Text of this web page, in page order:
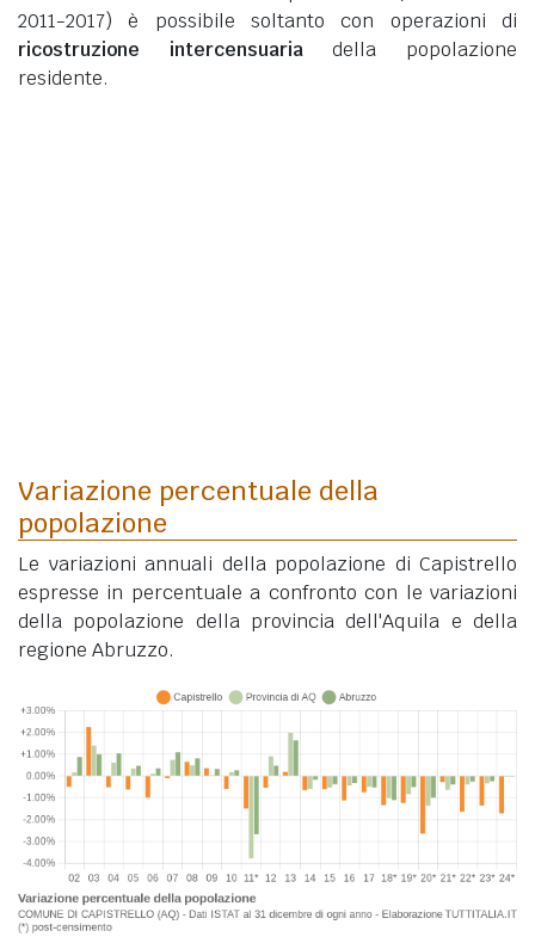
2011-2017) è possibile soltanto con operazioni di
ricostruzione intercensuariadella popolazione
residente.
Variazione percentuale della
popolazione
Le variazioni annuali della popolazione di Capistrello
espresse in percentuale a confronto con le variazioni
della popolazione della provincia dell'Aquila e della
regione Abruzzo.